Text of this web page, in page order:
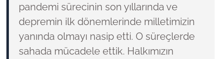
pandemi sürecinin son yıllarında ve
depremin ilk dönemlerinde milletimizin
yanında olmayı nasip etti. O süreçlerde
sahada mücadele ettik. Halkımızın